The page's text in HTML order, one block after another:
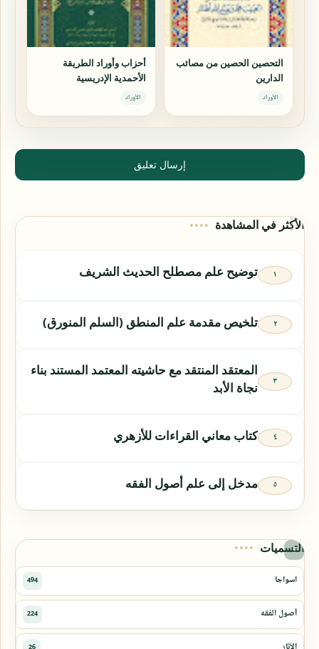
التحصين الحصين من مصائب
الدارين
الأوراد
أحزاب وأوراد الطريقة
الأحمدية الإدريسية
الأوراد
إرسال تعليق
الأكثر في المشاهدة
توضيح علم مصطلح الحديث الشريف
تلخيص مقدمة علم المنطق (السلم المنورق)
المعتقد المنتقد مع حاشيته المعتمد المستند بناء
نجاة الأبد
كتاب معاني القراءات للأزهري
مدخل إلى علم أصول الفقه
التسميات